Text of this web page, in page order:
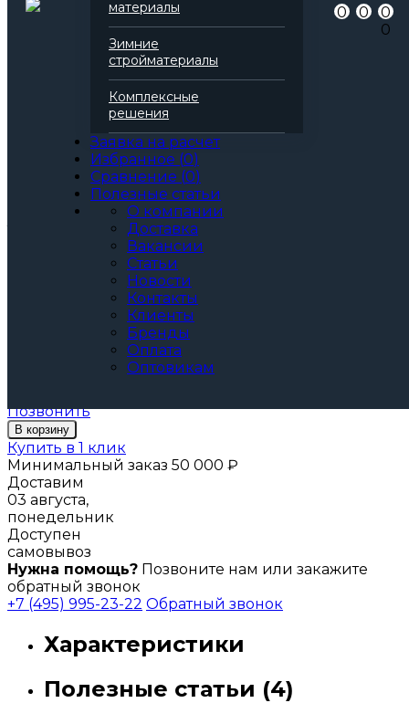
материалы
Зимние
стройматериалы
Комплексные
решения
Заявка на расчет
Избранное (0)
Сравнение (0)
Полезные статьи
О компании
Доставка
Вакансии
Статьи
Новости
Контакты
Клиенты
Бренды
Оплата
Оптовикам
0 0
0
0
Gidrolica
черный
C250
пластик
Все характеристики
Артикул: 188792
25920 Цена при единовременной
Стоимость доставки не влияет на определение
ценовой категории.
27360
Позвонить
В корзину
Купить в 1 клик
Минимальный заказ 50 000 ₽
Доставим
03 августа,
понедельник
Доступен
самовывоз
Нужна помощь? Позвоните нам или закажите
обратный звонок
+7 (495) 995-23-22 Обратный звонок
Характеристики
Полезные статьи (4)